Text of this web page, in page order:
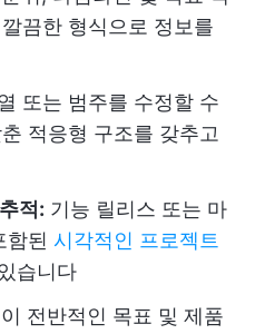
끔한 형식으로 정보를
또는 범주를 수정할 수
적응형 구조를 갖추고
적: 기능 릴리스 또는 마
함된 시각적인 프로젝트
습니다
전반적인 목표 및 제품